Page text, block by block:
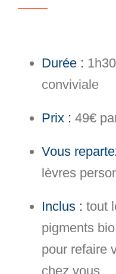
Durée :
conviviale
Prix : 49€
Vous
lèvres
Inclus : tout
pigments
pour refaire
chez vous